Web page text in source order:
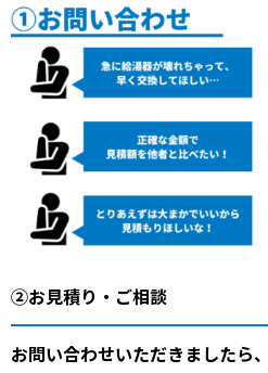
②お見積り・ご相談
お問い合わせいただきましたら、